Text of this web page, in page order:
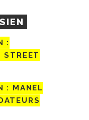
:
STREET
: MANEL